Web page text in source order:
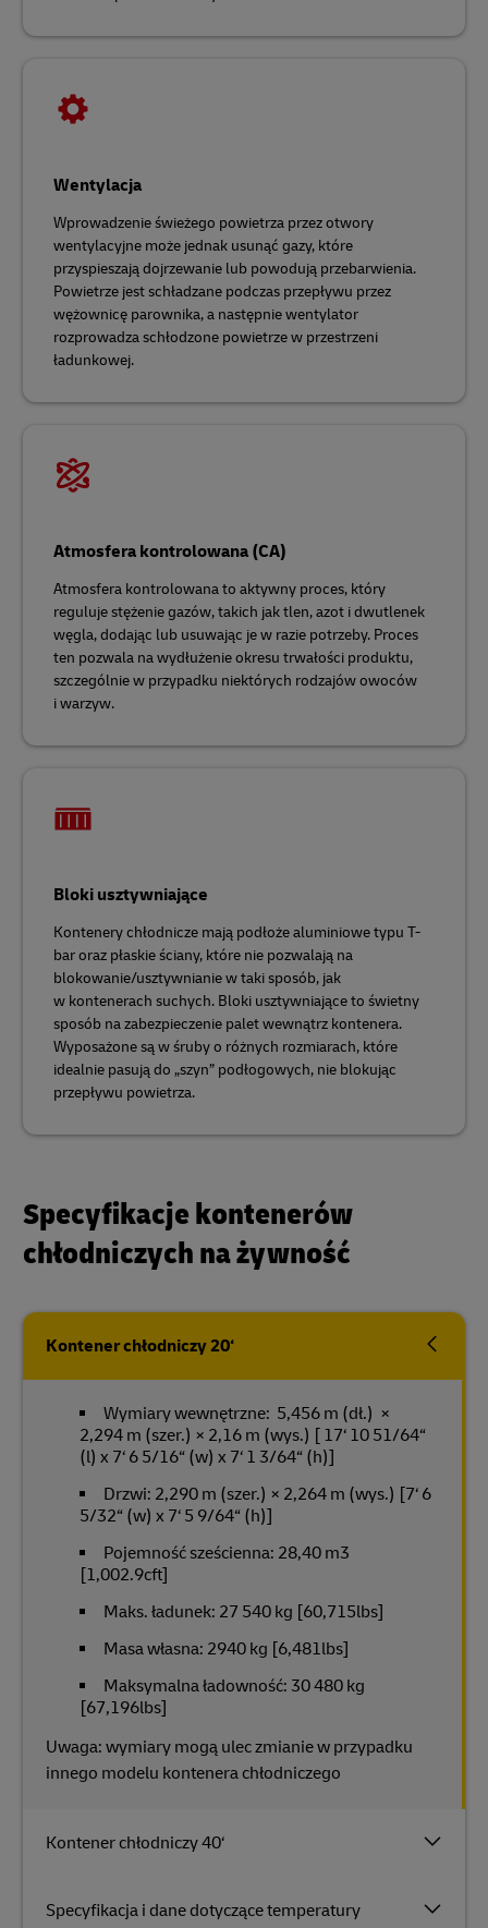
Wentylacja
Wprowadzenie świeżego powietrza przez otwory
wentylacyjne może jednak usunąć gazy, które
przyspieszają dojrzewanie lub powodują przebarwienia.
Powietrze jest schładzane podczas przepływu przez
wężownicę parownika, a następnie wentylator
rozprowadza schłodzone powietrze w przestrzeni
ładunkowej.
Atmosfera kontrolowana (CA)
Atmosfera kontrolowana to aktywny proces, który
reguluje stężenie gazów, takich jak tlen, azot i dwutlenek
węgla, dodając lub usuwając je w razie potrzeby. Proces
ten pozwala na wydłużenie okresu trwałości produktu,
szczególnie w przypadku niektórych rodzajów owoców
i warzyw.
Bloki usztywniające
Kontenery chłodnicze mają podłoże aluminiowe typu T-
bar oraz płaskie ściany, które nie pozwalają na
blokowanie/usztywnianie w taki sposób, jak
w kontenerach suchych. Bloki usztywniające to świetny
sposób na zabezpieczenie palet wewnątrz kontenera.
Wyposażone są w śruby o różnych rozmiarach, które
idealnie pasują do „szyn” podłogowych, nie blokując
przepływu powietrza.
Specyfikacje kontenerów
chłodniczych na żywność
Kontener chłodniczy 20‘
Kontener chłodniczy 40‘
Specyfikacja i dane dotyczące temperatury
Wymiary wewnętrzne: 5,456 m (dł.) ×
2,294 m (szer.) × 2,16 m (wys.) [ 17‘ 10 51/64“
(l) x 7‘ 6 5/16“ (w) x 7‘ 1 3/64“ (h)]
Drzwi: 2,290 m (szer.) × 2,264 m (wys.) [7‘ 6
5/32“ (w) x 7‘ 5 9/64“ (h)]
Pojemność sześcienna: 28,40 m3
[1,002.9cft]
Maks. ładunek: 27 540 kg [60,715lbs]
Masa własna: 2940 kg [6,481lbs]
Maksymalna ładowność: 30 480 kg
[67,196lbs]
Uwaga: wymiary mogą ulec zmianie w przypadku
innego modelu kontenera chłodniczego